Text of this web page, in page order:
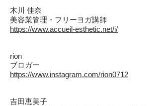
木川 佳奈
美容業管理・フリーヨガ講師
https://www.accueil-esthetic.net/i/
rion
ブロガー
https://www.instagram.com/rion0712
吉田恵美子